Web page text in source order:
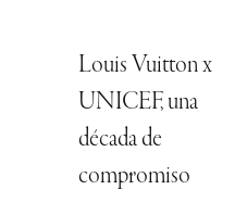
Louis Vuitton x
UNICEF, una
década de
compromiso